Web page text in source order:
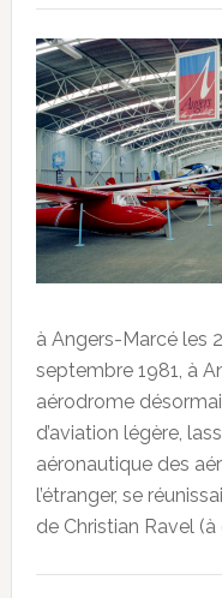
à Angers-Marcé les
septembre 1981, à
aérodrome
d’aviation légère,
aéronautique des
l’étranger, se
de Christian Ravel